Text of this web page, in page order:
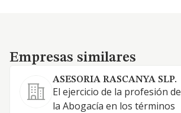
Empresas similares
Empresas similares
ASESORIA RASCANYA SLP.
El ejercicio de la profesión de
la Abogacía en los términos